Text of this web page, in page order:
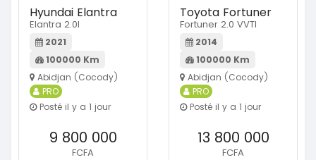
Hyundai Elantra
Elantra 2.0l
2021
100000 Km
Abidjan (Cocody)
PRO
Posté il y a 1 jour
9 800 000
FCFA
Toyota Fortuner
Fortuner 2.0 VVTI
2014
100000 Km
Abidjan (Cocody)
PRO
Posté il y a 1 jour
13 800 000
FCFA